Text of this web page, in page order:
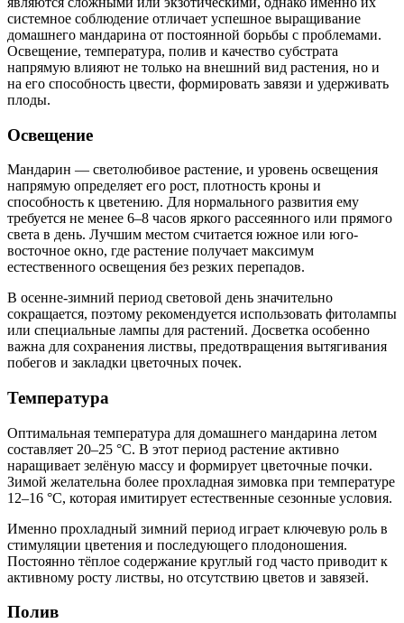
системное соблюдение отличает успешное выращивание
домашнего мандарина от постоянной борьбы с проблемами.
Освещение, температура, полив и качество субстрата
напрямую влияют не только на внешний вид растения, но и
на его способность цвести, формировать завязи и удерживать
плоды.
Освещение
Мандарин — светолюбивое растение, и уровень освещения
напрямую определяет его рост, плотность кроны и
способность к цветению. Для нормального развития ему
требуется не менее 6–8 часов яркого рассеянного или прямого
света в день. Лучшим местом считается южное или юго-
восточное окно, где растение получает максимум
естественного освещения без резких перепадов.
В осенне-зимний период световой день значительно
сокращается, поэтому рекомендуется использовать фитолампы
или специальные лампы для растений. Досветка особенно
важна для сохранения листвы, предотвращения вытягивания
побегов и закладки цветочных почек.
Температура
Оптимальная температура для домашнего мандарина летом
составляет 20–25 °C. В этот период растение активно
наращивает зелёную массу и формирует цветочные почки.
Зимой желательна более прохладная зимовка при температуре
12–16 °C, которая имитирует естественные сезонные условия.
Именно прохладный зимний период играет ключевую роль в
стимуляции цветения и последующего плодоношения.
Постоянно тёплое содержание круглый год часто приводит к
активному росту листвы, но отсутствию цветов и завязей.
Полив